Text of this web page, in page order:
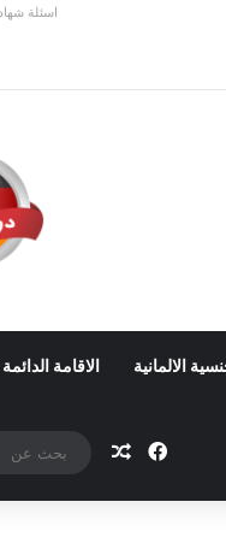
اسئلة
2026: الأجور والشروط
الالمانية الاقامة
فيسبوكمقال عشوائي